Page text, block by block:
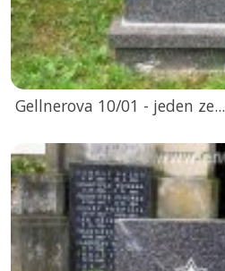
Gellnerova 10/01 - jeden ze...